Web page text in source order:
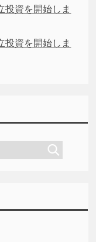
投資を開始しま
投資を開始しま